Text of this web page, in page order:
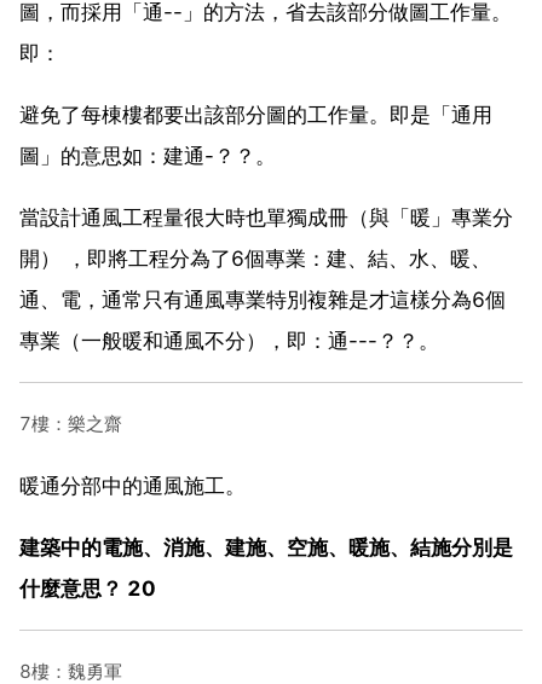
圖，而採用「通--」的方法，省去該部分做圖工作量。
即：
避免了每棟樓都要出該部分圖的工作量。即是「通用
圖」的意思如：建通-？？。
當設計通風工程量很大時也單獨成冊（與「暖」專業分
開） ，即將工程分為了6個專業：建、結、水、暖、
通、電，通常只有通風專業特別複雜是才這樣分為6個
專業（一般暖和通風不分），即：通---？？。
7樓：樂之齋
暖通分部中的通風施工。
建築中的電施、消施、建施、空施、暖施、結施分別是
什麼意思？ 20
8樓：魏勇軍